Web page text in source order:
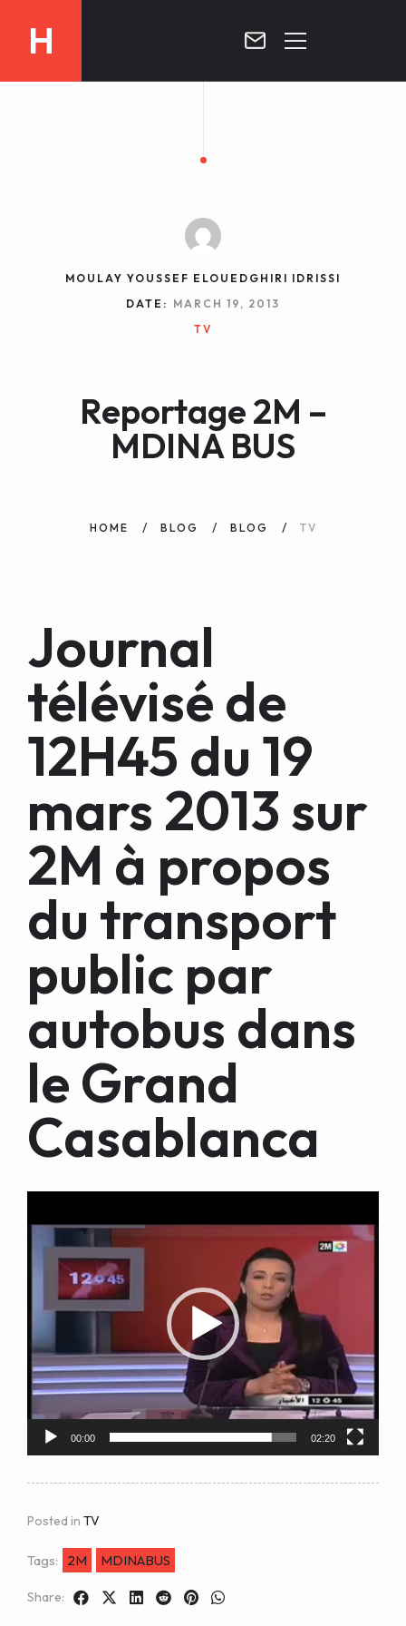
H
MOROCCO NOW !
MOROCCO :: MY COUNTRY
BLOG
TV
WEB AND PORTALS
OTHER / AUTRES
MOULAY YOUSSEF ELOUEDGHIRI IDRISSI
DATE: MARCH 19, 2013
TV
Reportage 2M –
MDINA BUS
HOME BLOG BLOG TV
Journal
télévisé de
12H45 du 19
mars 2013 sur
2M à propos
du transport
public par
autobus dans
le Grand
Casablanca
Player
00:00 02:20
Posted in TV
Tags: 2M MDINABUS
Share: